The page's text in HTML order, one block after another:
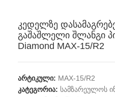
კედელზე
გაშაშლელი შლანგი
Diamond MAX-15/R2
არტიკული: MAX-15/R2
კატეგორია: სამზარეულოს